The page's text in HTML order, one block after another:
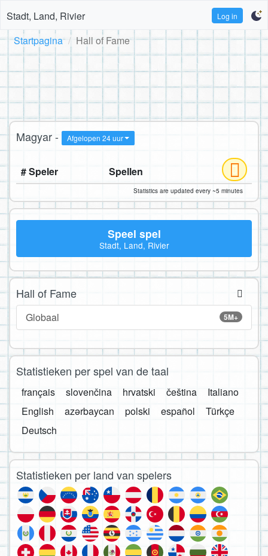
Stadt, Land, Rivier Log in
Startpagina Hall of Fame
Magyar - Afgelopen 24 uur
# Speler Spellen
Statistics are updated every ~5 minutes
Speel spel
Stadt, Land, Rivier
Hall of Fame
5M+
Globaal
Statistieken per spel van de taal
français slovenčina hrvatski čeština
Italiano
English
azərbaycan polski español
Türkçe
Deutsch
Statistieken per land van spelers